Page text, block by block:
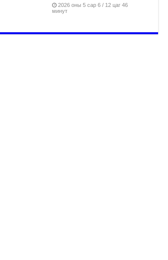
2026 оны 5 сар 6 / 12 цаг 46
минут